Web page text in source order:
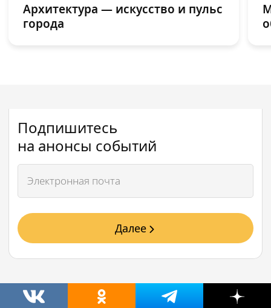
Архитектура — искусство и пульс
города
Подпишитесь
на анонсы событий
Далее